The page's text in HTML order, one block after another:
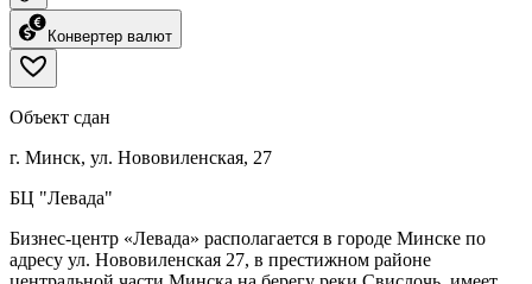
Конвертер валют
Объект сдан
г. Минск, ул. Нововиленская, 27
БЦ "Левада"
Бизнес-центр «Левада» располагается в городе Минске по
адресу ул. Нововиленская 27, в престижном районе